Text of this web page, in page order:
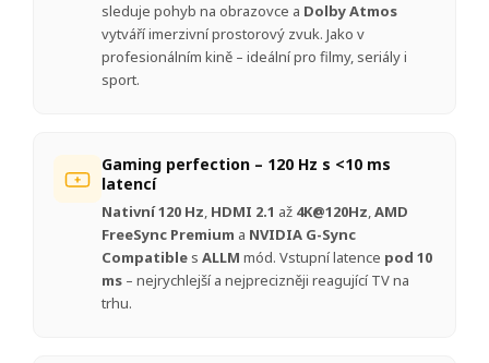
sleduje pohyb na obrazovce a Dolby Atmos
vytváří imerzivní prostorový zvuk. Jako v
profesionálním kině – ideální pro filmy, seriály i
sport.
Gaming perfection – 120 Hz s <10 ms
latencí
Nativní 120 Hz, HDMI 2.1 až 4K@120Hz,AMD
FreeSync Premium a NVIDIA G-Sync
Compatible s ALLM mód. Vstupní latence pod 10
ms – nejrychlejší a nejprecizněji reagující TV na
trhu.